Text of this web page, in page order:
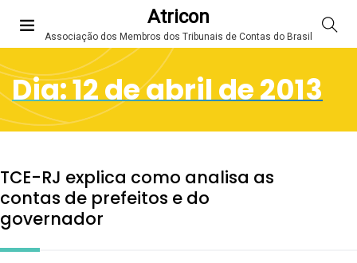
Atricon
Associação dos Membros dos Tribunais de Contas do Brasil
Dia:12 de abril de 2013
TCE-RJ explica como analisa as
contas de prefeitos e do
governador